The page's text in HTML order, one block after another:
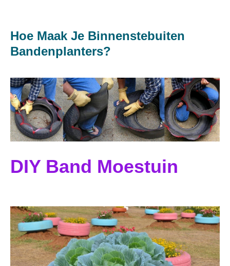
Hoe Maak Je Binnenstebuiten
Bandenplanters?
DIY Band Moestuin